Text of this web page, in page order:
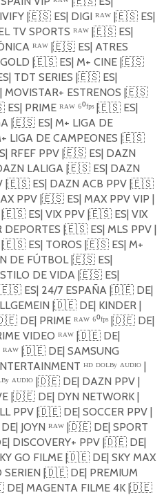
|🇪🇸ES| DIGI ᴿᴬᵂ |🇪🇸ES|
TV SPORTS ᴿᴬᵂ |🇪🇸ES|
ᴿᴬᵂ |🇪🇸ES| ATRES
|🇪🇸ES| M+ CINE |🇪🇸
TDT SERIES |🇪🇸ES|
MOVISTAR+ ESTRENOS |🇪🇸
ES| PRIME ᴿᴬᵂ ⁶⁰ᶠᵖˢ |🇪🇸ES|
|🇪🇸ES| M+ LIGA DE
LIGA DE CAMPEONES |🇪🇸
RFEF PPV |🇪🇸ES| DAZN
LALIGA |🇪🇸ES| DAZN
|🇪🇸ES| DAZN ACB PPV |🇪🇸
PPV |🇪🇸ES| MAX PPV VIP |
🇪🇸ES| VIX PPV |🇪🇸ES| VIX
|🇪🇸ES| MLS PPV |
🇪🇸ES| TOROS |🇪🇸ES| M+
DE FÚTBOL |🇪🇸ES|
DE VIDA |🇪🇸ES|
🇪🇸ES| 24/7 ESPAÑA |🇩🇪DE|
|🇩🇪DE| KINDER |
DE| PRIME ᴿᴬᵂ ⁶⁰ᶠᵖˢ |🇩🇪DE|
VIDEO ᴿᴬᵂ |🇩🇪DE|
|🇩🇪DE| SAMSUNG
ᴴᴰ ᴰᴼᴸᴮʸ ᴬᵁᴰᴵᴼ |
ᴬᵁᴰᴵᴼ |🇩🇪DE| DAZN PPV |
|🇩🇪DE| DYN NETWORK |
PPV |🇩🇪DE| SOCCER PPV |
JOYN ᴿᴬᵂ |🇩🇪DE| SPORT
DISCOVERY+ PPV |🇩🇪DE|
GO FILME |🇩🇪DE| SKY MAX
|🇩🇪DE| PREMIUM
DE| MAGENTA FILME 4K |🇩🇪